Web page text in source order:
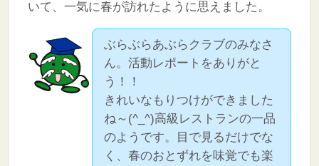
いて、一気に春が訪れたように思えました。
ぶらぶらあぶらクラブのみなさ
ん。活動レポートをありがと
う！！
きれいなもりつけができました
ね～(^_^)高級レストランの一品
のようです。目で見るだけでな
く、春のおとずれを味覚でも楽